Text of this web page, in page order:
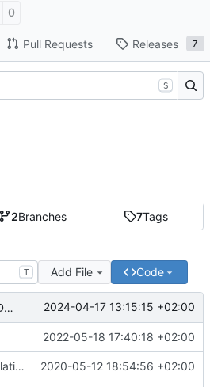
0
Pull Requests Releases 7
2Branches 7Tags
T Add File Code
Update README.md 2024-04-17 13:15:15 +02:00
2022-05-18 17:40:18 +02:00
translations 2020-05-12 18:54:56 +02:00
S